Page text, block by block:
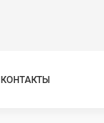
КОНТАКТЫ